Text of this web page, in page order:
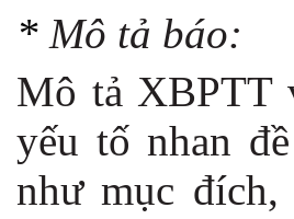
* Mô tả báo:
Mô tả XBPTT
yếu tố nhan
như mục